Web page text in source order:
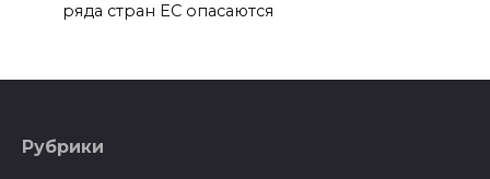
ряда стран ЕС опасаются
Рубрики